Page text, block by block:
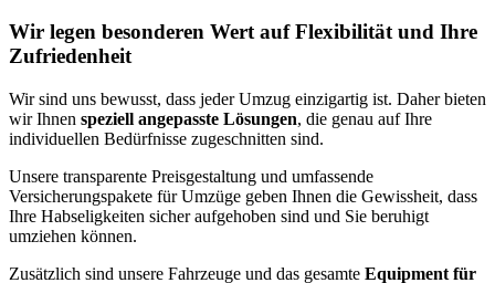
Wir legen besonderen Wert auf Flexibilität und Ihre
Zufriedenheit
Wir sind uns bewusst, dass jeder Umzug einzigartig ist. Daher bieten
wir Ihnen speziell angepasste Lösungen, die genau auf Ihre
individuellen Bedürfnisse zugeschnitten sind.
Unsere transparente Preisgestaltung und umfassende
Versicherungspakete für Umzüge geben Ihnen die Gewissheit, dass
Ihre Habseligkeiten sicher aufgehoben sind und Sie beruhigt
umziehen können.
Zusätzlich sind unsere Fahrzeuge und das gesamte Equipment für